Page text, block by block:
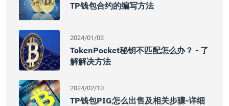
TP钱包合约的编写方法
2024/01/03
TokenPocket秘钥不匹配怎么办？ - 了
解解决方法
2024/02/10
TP钱包PIG怎么出售及相关步骤-详细